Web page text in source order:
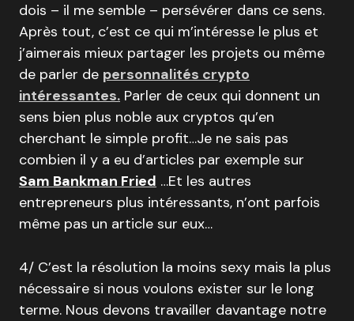
dois – il me semble – persévérer dans ce sens.
Après tout, c’est ce qui m’intéresse le plus et
j’aimerais mieux partager les projets ou même
de parler de personnalités crypto
intéressantes. Parler de ceux qui donnent un
sens bien plus noble aux cryptos qu’en
cherchant le simple profit…Je ne sais pas
combien il y a eu d’articles par exemple sur
Sam Bankman Fried …Et les autres
entrepreneurs plus intéressants, n’ont parfois
même pas un article sur eux…
4/ C’est la résolution la moins sexy mais la plus
nécessaire si nous voulons exister sur le long
terme. Nous devons travailler davantage notre